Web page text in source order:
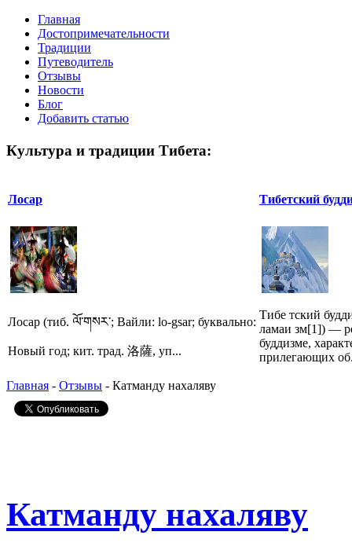
Главная
Достопримечательности
Традиции
Путеводитель
Отзывы
Новости
Блог
Добавить статью
Культура и традиции Тибета:
Лосар
Лосар (тиб. ལོ་གསར་; Вайли: lo-gsar; буквально:
Новый год; кит. трад. 洛薩, уп...
Тибетский
Тибе тский
ламаи зм[1]) —
буддизме,
прилегающих
Главная - Отзывы - Катманду нахаляву
Катманду нахаляву